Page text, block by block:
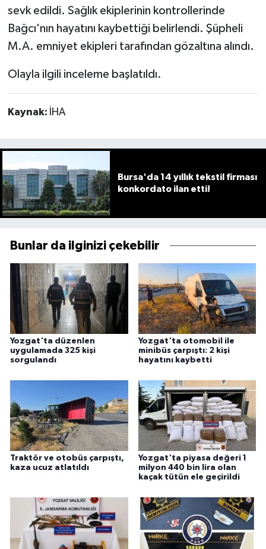
sevk edildi. Sağlık ekiplerinin kontrollerinde
Bağcı'nın hayatını kaybettiği belirlendi. Şüpheli
M.A. emniyet ekipleri tarafından gözaltına alındı.
Olayla ilgili inceleme başlatıldı.
Kaynak: İHA
Bursa'da 14 yıllık tekstil firması
konkordato ilan etti!
Bunlar da ilginizi çekebilir
Yozgat'ta düzenlen
uygulamada 325 kişi
sorgulandı
Yozgat'ta otomobil ile
minibüs çarpıştı: 2 kişi
hayatını kaybetti
Traktör ve otobüs çarpıştı,
kaza ucuz atlatıldı
Yozgat'ta piyasa değeri 1
milyon 440 bin lira olan
kaçak tütün ele geçirildi